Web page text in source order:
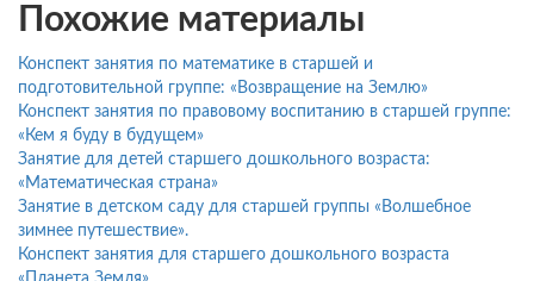
Похожие материалы
Конспект занятия по математике в старшей и
подготовительной группе: «Возвращение на Землю»
Конспект занятия по правовому воспитанию в старшей группе:
«Кем я буду в будущем»
Занятие для детей старшего дошкольного возраста:
«Математическая страна»
Занятие в детском саду для старшей группы «Волшебное
зимнее путешествие».
Конспект занятия для старшего дошкольного возраста